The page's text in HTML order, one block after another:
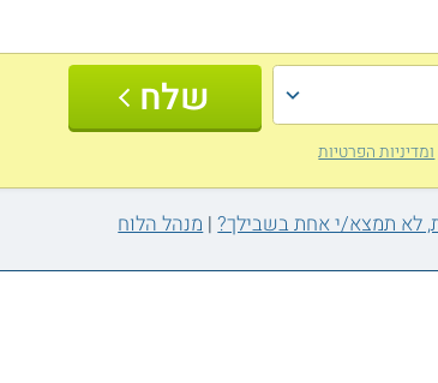
שלח
ומדיניות הפרטיות
| מנהל הלוח